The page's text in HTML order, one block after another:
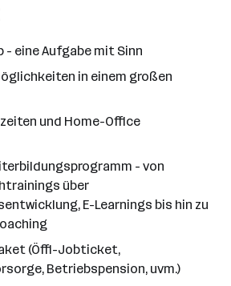
- eine Aufgabe mit Sinn
in einem großen
und Home-Office
- von
über
E-Learnings bis hin zu
(Öffi-Jobticket,
Betriebspension, uvm.)